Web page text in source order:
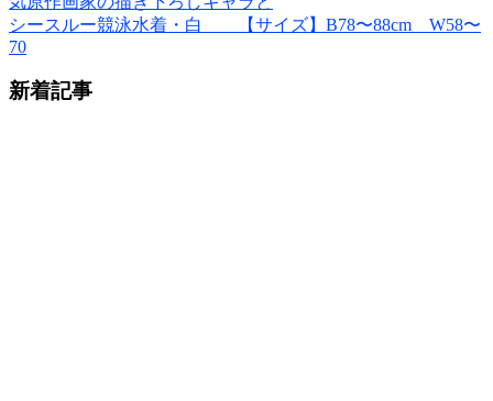
シースルー競泳水着・白 【サイズ】B78〜88cm W58〜
70
新着記事